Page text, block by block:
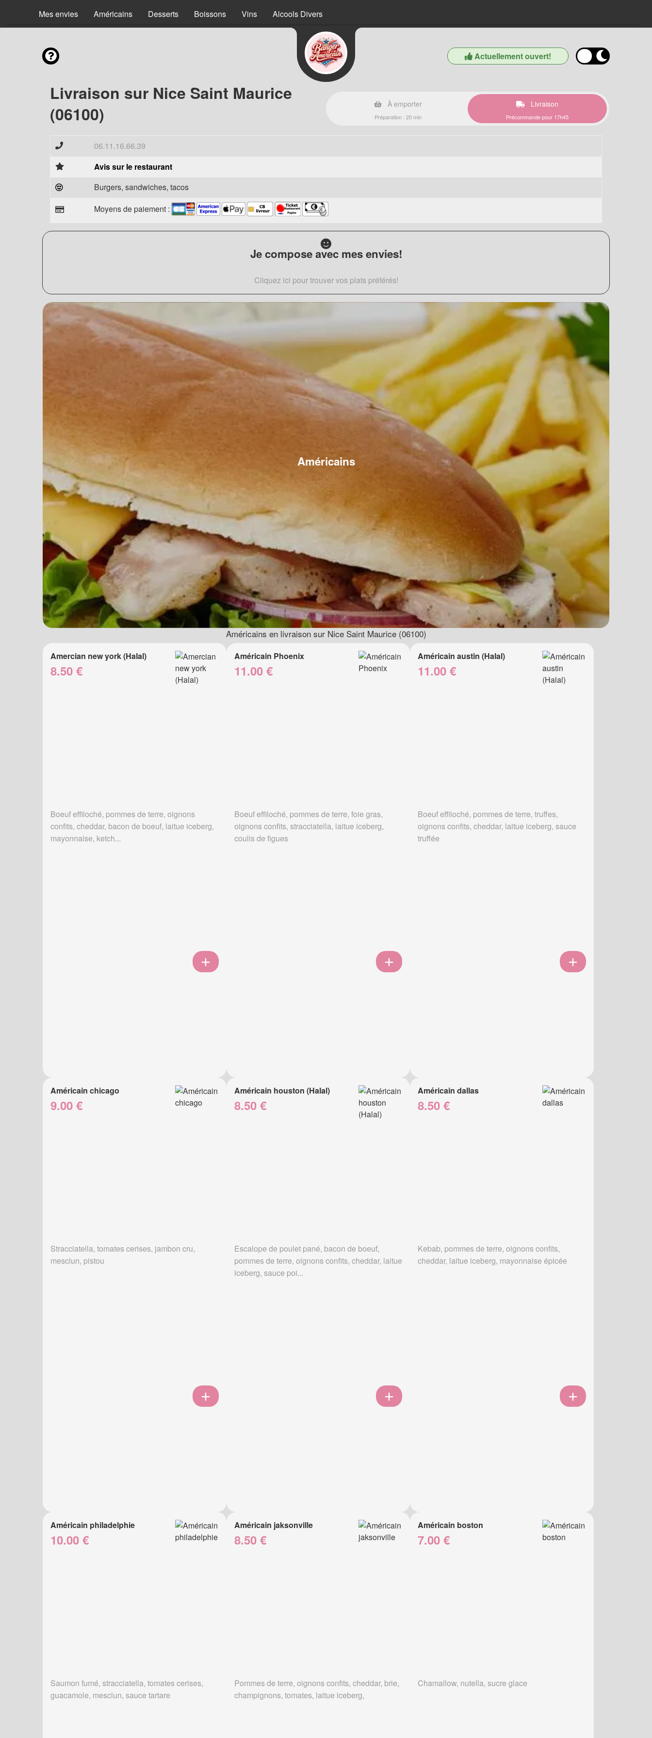
Mes envies Américains Desserts Boissons Vins Alcools Divers
Actuellement ouvert!
Livraison sur Nice Saint Maurice
(06100)
À emporter
Préparation : 20 min
Livraison
Précommande pour 17h45
06.11.16.66.39
Avis sur le restaurant
Burgers, sandwiches, tacos
Moyens de paiement :
Je compose avec mes envies!
Cliquez ici pour trouver vos plats préférés!
Américains
Américains en livraison sur Nice Saint Maurice (06100)
Amercian new york (Halal)
8.50 €
Boeuf effiloché, pommes de terre, oignons
confits, cheddar, bacon de boeuf, laitue iceberg,
mayonnaise, ketch...
Américain Phoenix
11.00 €
Boeuf effiloché, pommes de terre, foie gras,
oignons confits, stracciatella, laitue iceberg,
coulis de figues
Américain austin (Halal)
11.00 €
Boeuf effiloché, pommes de terre, truffes,
oignons confits, cheddar, laitue iceberg, sauce
truffée
Américain chicago
9.00 €
Stracciatella, tomates cerises, jambon cru,
mesclun, pistou
Américain houston (Halal)
8.50 €
Escalope de poulet pané, bacon de boeuf,
pommes de terre, oignons confits, cheddar, laitue
iceberg, sauce poi...
Américain dallas
8.50 €
Kebab, pommes de terre, oignons confits,
cheddar, laitue iceberg, mayonnaise épicée
Américain philadelphie
10.00 €
Saumon fumé, stracciatella, tomates cerises,
guacamole, mesclun, sauce tartare
Américain jaksonville
8.50 €
Pommes de terre, oignons confits, cheddar, brie,
champignons, tomates, laitue iceberg,
Américain boston
7.00 €
Chamallow, nutella, sucre glace